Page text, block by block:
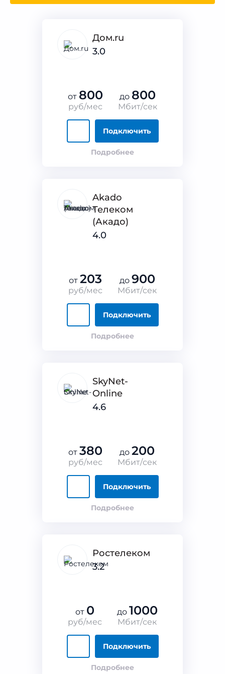
Дом.ru
3.0
от 800
руб/мес
до 800
Мбит/сек
Подключить
Подробнее
Akado
Телеком
(Акадо)
4.0
от 203
руб/мес
до 900
Мбит/сек
Подключить
Подробнее
SkyNet-
Online
4.6
от 380
руб/мес
до 200
Мбит/сек
Подключить
Подробнее
Ростелеком
3.2
от 0
руб/мес
до 1000
Мбит/сек
Подключить
Подробнее